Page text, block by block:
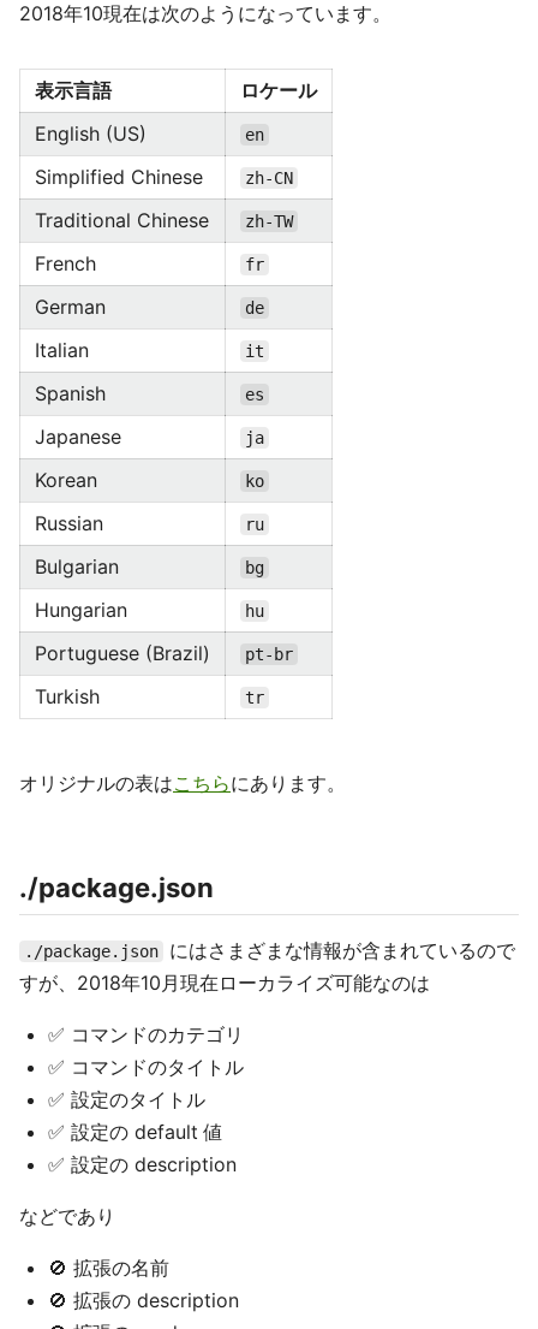
2018年10現在は次のようになっています。
表示言語
ロケール
English (US)
en
Simplified Chinese zh-CN
Traditional Chinese zh-TW
French fr
German de
Italian it
Spanish es
Japanese ja
Korean ko
Russian ru
Bulgarian bg
Hungarian hu
Portuguese (Brazil) pt-br
Turkish tr
オリジナルの表はこちらにあります。
./package.json
./package.json
にはさまざまな情報が含まれているので
すが、2018年10月現在ローカライズ可能なのは
✅ コマンドのカテゴリ
✅ コマンドのタイトル
✅ 設定のタイトル
✅ 設定の default 値
✅ 設定の description
などであり
🚫 拡張の名前
🚫 拡張の description